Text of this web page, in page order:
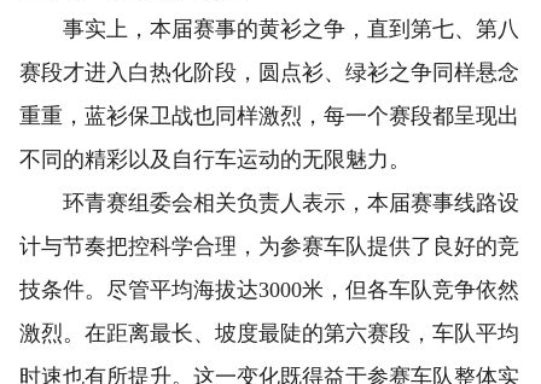
事实上，本届赛事的黄衫之争，直到第七、第八
赛段才进入白热化阶段，圆点衫、绿衫之争同样悬念
重重，蓝衫保卫战也同样激烈，每一个赛段都呈现出
不同的精彩以及自行车运动的无限魅力。
环青赛组委会相关负责人表示，本届赛事线路设
计与节奏把控科学合理，为参赛车队提供了良好的竞
技条件。尽管平均海拔达3000米，但各车队竞争依然
激烈。在距离最长、坡度最陡的第六赛段，车队平均
时速也有所提升。这一变化既得益于参赛车队整体实